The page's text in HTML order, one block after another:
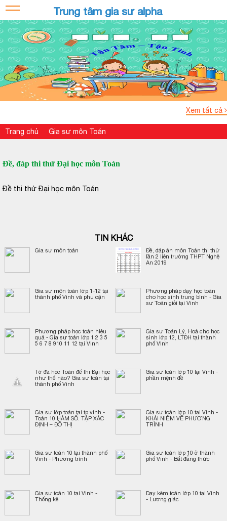
Trung tâm gia sư alpha
Xem tất cả
Trang chủ Gia sư môn Toán
Đề, đáp thi thử Đại học môn Toán
Đề thi thử Đại học môn Toán
TIN KHÁC
Gia sư môn toán
Đề, đáp án môn Toán thi thử
lần 2 liên trường THPT Nghệ
An 2019
Gia sư môn toán lớp 1-12 tại
thành phố Vinh và phụ cận
Phương pháp dạy học toán
cho học sinh trung bình - Gia
sư Toán giỏi tại Vinh
Phương pháp học toán hiệu
quả - Gia sư toán lớp 1 2 3 5
5 6 7 8 910 11 12 tại Vinh
Gia sư Toán Lý, Hoá cho học
sinh lớp 12, LTĐH tại thành
phố VInh
Tớ đã học Toán để thi Đại học
như thế nào? Gia sư toán tại
thành phố Vinh
Gia sư toán lớp 10 tại Vinh -
phần mệnh đề
Gia sư lớp toán tại tp vinh -
Toán 10 HÀM SỐ. TẬP XÁC
ĐỊNH – ĐỒ THỊ
Gia sư toán lớp 10 tại Vinh -
KHÁI NIỆM VỀ PHƯƠNG
TRÌNH
Gia sư toán 10 tại thành phố
Vinh - Phương trình
Gia sư toán lớp 10 ở thành
phố Vinh - Bất đẳng thức
Gia sư toán 10 tại Vinh -
Thống kê
Dạy kèm toán lớp 10 tại Vinh
- Lượng giác